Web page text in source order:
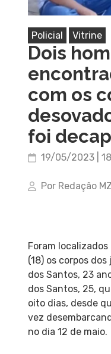
Policial Vitrine
Dois
com os
foi
19/05/2023 |
Por Redação MZ
Foram
(18) os corpos
dos Santos, 23
dos Santos, 25,
oito dias, desde
vez
no dia 12 de maio.